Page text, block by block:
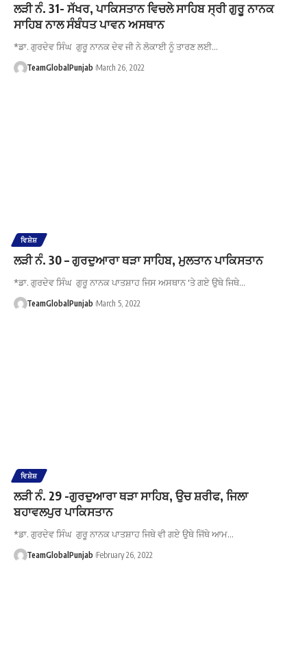
ਲੜੀ ਨੰ. 31- ਸੱਖਰ, ਪਾਕਿਸਤਾਨ ਵਿਚਲੇ ਸਾਹਿਬ ਸ੍ਰੀ ਗੁਰੂ ਨਾਨਕ
ਸਾਹਿਬ ਨਾਲ ਸੰਬੰਧਤ ਪਾਵਨ ਅਸਥਾਨ
*ਡਾ. ਗੁਰਦੇਵ ਸਿੰਘ ਗੁਰੂ ਨਾਨਕ ਦੇਵ ਜੀ ਨੇ ਲੋਕਾਈ ਨੂੰ ਤਾਰਣ ਲਈ…
TeamGlobalPunjab March 26, 2022
ਵਿਸ਼ੇਸ਼
ਲੜੀ ਨੰ. 30 – ਗੁਰਦੁਆਰਾ ਥੜਾ ਸਾਹਿਬ, ਮੁਲਤਾਨ ਪਾਕਿਸਤਾਨ
*ਡਾ. ਗੁਰਦੇਵ ਸਿੰਘ ਗੁਰੂ ਨਾਨਕ ਪਾਤਸ਼ਾਹ ਜਿਸ ਅਸਥਾਨ 'ਤੇ ਗਏ ਉਥੇ ਜਿਥੇ…
TeamGlobalPunjab March 5, 2022
ਵਿਸ਼ੇਸ਼
ਲੜੀ ਨੰ. 29 -ਗੁਰਦੁਆਰਾ ਥੜਾ ਸਾਹਿਬ, ਉਚ ਸ਼ਰੀਫ, ਜਿਲਾ
ਬਹਾਵਲਪੁਰ ਪਾਕਿਸਤਾਨ
*ਡਾ. ਗੁਰਦੇਵ ਸਿੰਘ ਗੁਰੂ ਨਾਨਕ ਪਾਤਸ਼ਾਹ ਜਿਥੇ ਵੀ ਗਏ ਉਥੇ ਜਿੱਥੇ ਆਮ…
TeamGlobalPunjab February 26, 2022